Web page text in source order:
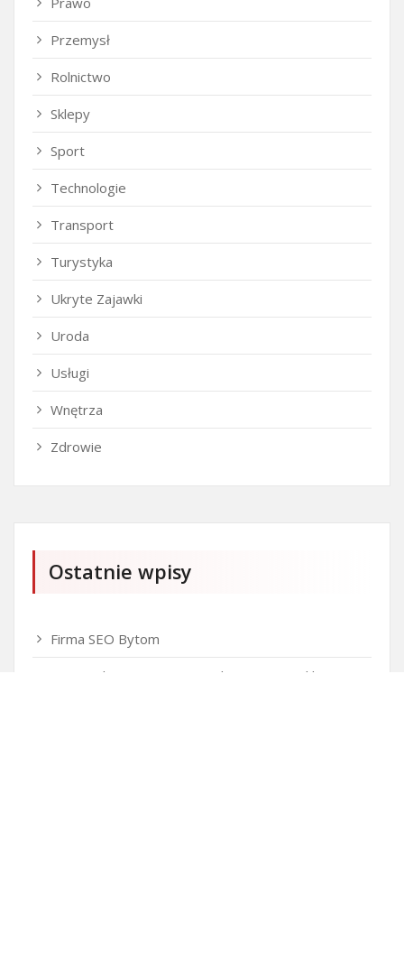
Przemysł
Rolnictwo
Sklepy
Sport
Technologie
Transport
Turystyka
Ukryte Zajawki
Uroda
Usługi
Wnętrza
Zdrowie
Ostatnie wpisy
Firma SEO Bytom
Personalizowane prezenty korporacyjne klasy